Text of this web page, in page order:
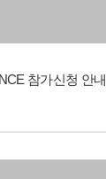
참가신청 안내